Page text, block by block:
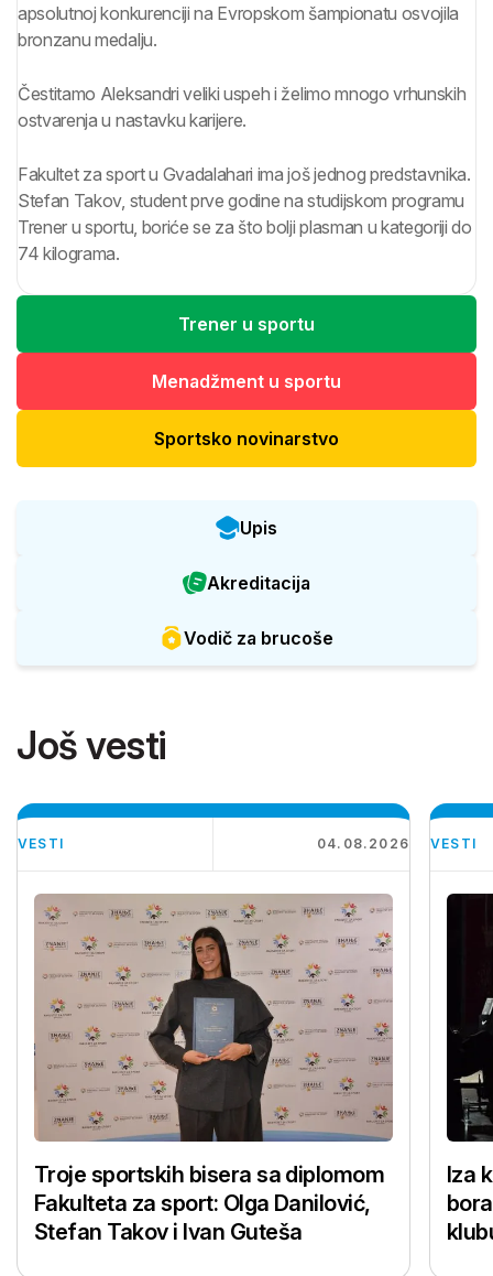
apsolutnoj konkurenciji na Evropskom šampionatu osvojila
bronzanu medalju.
Čestitamo Aleksandri veliki uspeh i želimo mnogo vrhunskih
ostvarenja u nastavku karijere.
Fakultet za sport u Gvadalahari ima još jednog predstavnika.
Stefan Takov, student prve godine na studijskom programu
Trener u sportu, boriće se za što bolji plasman u kategoriji do
74 kilograma.
Trener u sportu
Menadžment u sportu
Sportsko novinarstvo
Upis
Akreditacija
Vodič za brucoše
Još vesti
VESTI 04.08.2026
Troje sportskih bisera sa diplomom
Fakulteta za sport: Olga Danilović,
Stefan Takov i Ivan Guteša
VESTI
Iza